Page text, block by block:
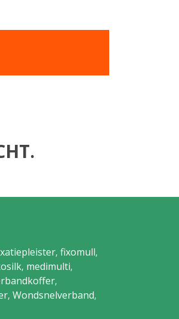
, fixomull,
, medimulti,
,
, Wondsnelverband,